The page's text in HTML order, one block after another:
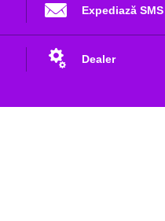
Expediază SMS
Dealer